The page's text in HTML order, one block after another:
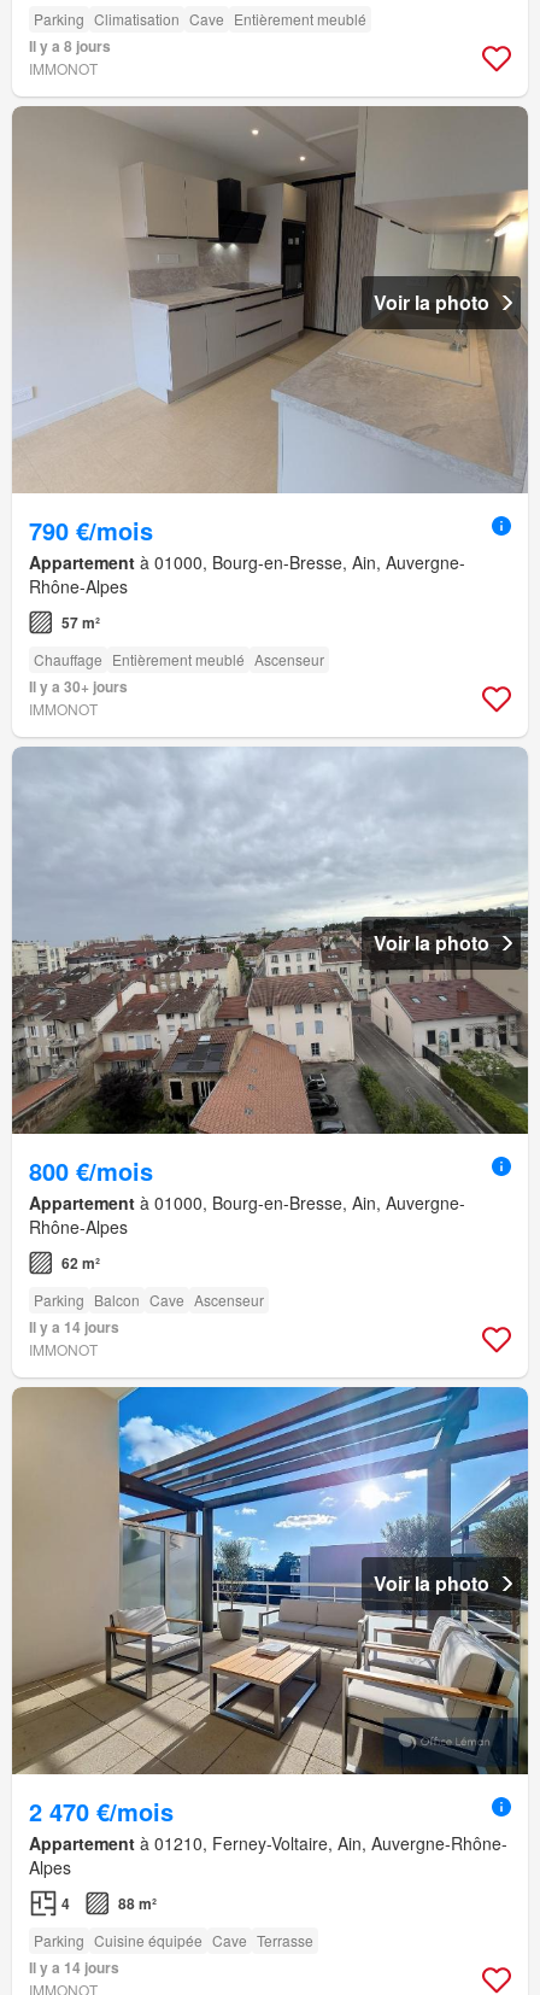
Parking Climatisation Cave Entièrement meublé
Il y a 8 jours
IMMONOT
Voir la photo
790 €/mois
Appartement à 01000, Bourg-en-Bresse, Ain, Auvergne-
Rhône-Alpes
57 m²
Chauffage Entièrement meublé Ascenseur
Il y a 30+ jours
IMMONOT
Voir la photo
800 €/mois
Appartement à 01000, Bourg-en-Bresse, Ain, Auvergne-
Rhône-Alpes
62 m²
Parking Balcon Cave Ascenseur
Il y a 14 jours
IMMONOT
Voir la photo
2 470 €/mois
Appartement à 01210, Ferney-Voltaire, Ain, Auvergne-Rhône-
Alpes
4 88 m²
Parking Cuisine équipée Cave Terrasse
Il y a 14 jours
IMMONOT